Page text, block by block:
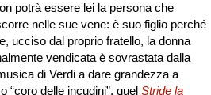
potrà essere lei la persona che
nelle sue vene: è suo figlio perché
ucciso dal proprio fratello, la donna
vendicata è sovrastata dalla
di Verdi a dare grandezza a
“coro delle incudini”, quel Stride la